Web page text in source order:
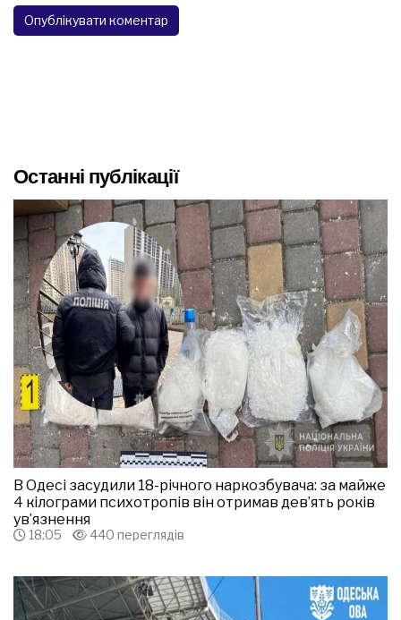
Останні публікації
В Одесі засудили 18-річного наркозбувача: за майже
4 кілограми психотропів він отримав дев’ять років
ув’язнення
18:05 440 переглядів